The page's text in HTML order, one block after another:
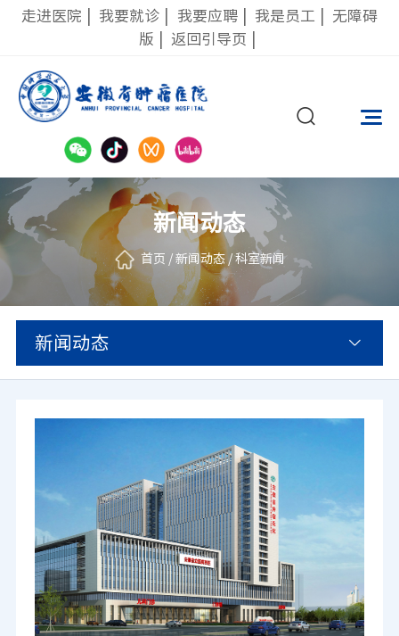
走进医院 我要就诊 我要应聘 我是员工
无障碍
版
返回引导页
新闻动态
首页 /新闻动态 /科室新闻
新闻动态